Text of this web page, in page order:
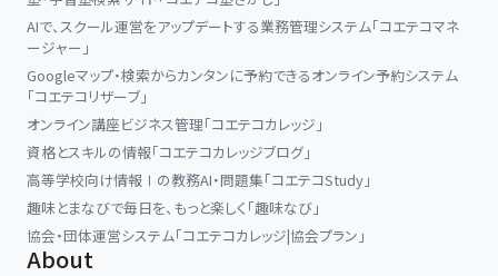
AIで、スクール運営をアップデートする業務管理システム「コエテコマネ
ージャー」
Googleマップ・検索からカンタンに予約できるオンライン予約システム
「コエテコリザーブ」
オンライン講座ビジネス管理「コエテコカレッジ」
資格とスキルの情報「コエテコカレッジブログ」
高等学校向け情報Ⅰの教務AI・問題集「コエテコStudy」
趣味とまなびで毎日を、もっと楽しく「趣味なび」
協会・団体運営システム「コエテコカレッジ|協会プラン」
About